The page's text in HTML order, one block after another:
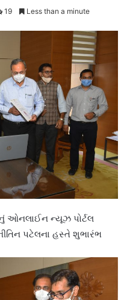
19 Less than a minute
ઓનલાઈન ન્યૂઝ પોર્ટલ
પટેલના હસ્તે શુભારંભ